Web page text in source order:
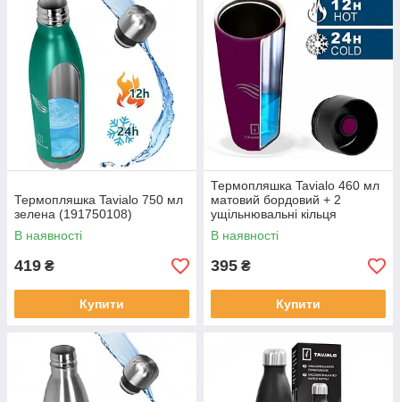
Термопляшка Tavialo 750 мл
зелена (191750108)
В наявності
419 ₴
Купити
Термопляшка Tavialo 460 мл
матовий бордовий + 2
ущільнювальні кільця
(190460103)
В наявності
395 ₴
Купити